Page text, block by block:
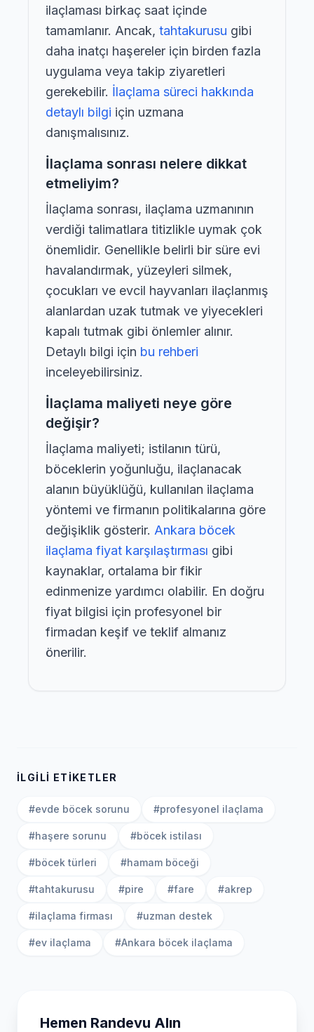
ilaçlaması birkaç saat içinde
tamamlanır. Ancak, tahtakurusu gibi
daha inatçı haşereler için birden fazla
uygulama veya takip ziyaretleri
gerekebilir. İlaçlama süreci hakkında
detaylı bilgi için uzmana
danışmalısınız.
İlaçlama sonrası nelere dikkat
etmeliyim?
İlaçlama sonrası, ilaçlama uzmanının
verdiği talimatlara titizlikle uymak çok
önemlidir. Genellikle belirli bir süre evi
havalandırmak, yüzeyleri silmek,
çocukları ve evcil hayvanları ilaçlanmış
alanlardan uzak tutmak ve yiyecekleri
kapalı tutmak gibi önlemler alınır.
Detaylı bilgi için bu rehberi
inceleyebilirsiniz.
İlaçlama maliyeti neye göre
değişir?
İlaçlama maliyeti; istilanın türü,
böceklerin yoğunluğu, ilaçlanacak
alanın büyüklüğü, kullanılan ilaçlama
yöntemi ve firmanın politikalarına göre
değişiklik gösterir. Ankara böcek
ilaçlama fiyat karşılaştırması gibi
kaynaklar, ortalama bir fikir
edinmenize yardımcı olabilir. En doğru
fiyat bilgisi için profesyonel bir
firmadan keşif ve teklif almanız
önerilir.
İLGILI ETIKETLER
#evde böcek sorunu #profesyonel ilaçlama
#haşere sorunu #böcek istilası
#böcek türleri #hamam böceği
#tahtakurusu #pire #fare #akrep
#ilaçlama firması #uzman destek
#ev ilaçlama #Ankara böcek ilaçlama
Hemen Randevu Alın